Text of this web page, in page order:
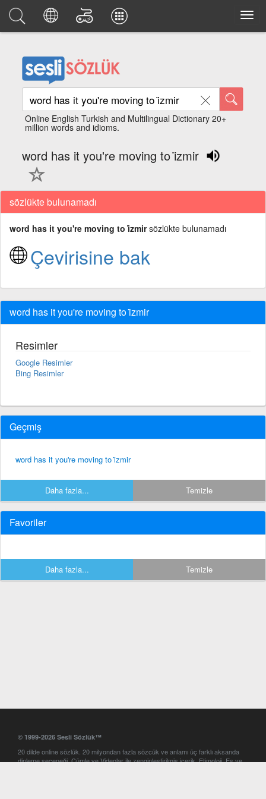
Online English Turkish and Multilingual Dictionary 20+
million words and idioms.
word has it you're moving to i̇zmir
sözlükte bulunamadı
word has it you're moving to i̇zmirsözlükte bulunamadı
Çevirisine bak
word has it you're moving to i̇zmir
Resimler
Google Resimler
Bing Resimler
Geçmiş
word has it you're moving to i̇zmir
Daha fazla... Temizle
Favoriler
Daha fazla... Temizle
© 1999-2026 Sesli Sözlük™
20 dilde online sözlük. 20 milyondan fazla sözcük ve anlamı üç farklı aksanda
dinleme seçeneği. Cümle ve Videolar ile zenginleştirilmiş içerik. Etimoloji, Eş ve